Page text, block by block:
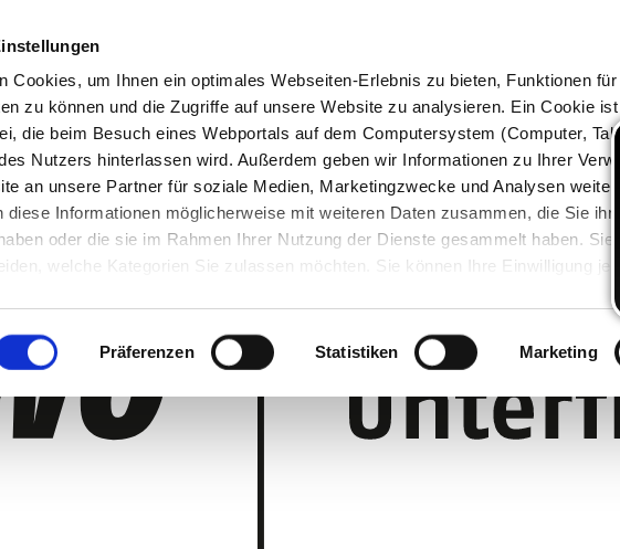
Cookies, um Ihnen ein optimales Webseiten-Erlebnis zu bieten, Funktionen
zu können und die Zugriffe auf unsere Website zu analysieren. Ein Cookie
die beim Besuch eines Webportals auf dem Computersystem (Computer,
Nutzers hinterlassen wird. Außerdem geben wir Informationen zu Ihrer
an unsere Partner für soziale Medien, Marketingzwecke und Analysen weiter.
diese Informationen möglicherweise mit weiteren Daten zusammen, die Sie
oder die sie im Rahmen Ihrer Nutzung der Dienste gesammelt haben. Sie
welche Kategorien Sie zulassen möchten. Sie können Ihre Einwilligung
Präferenzen Statistiken Marketing